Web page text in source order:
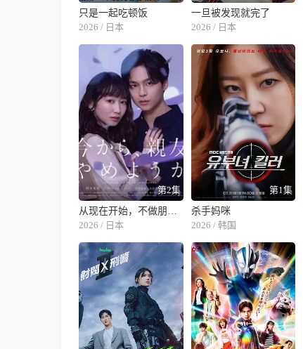
只是一起吃顿饭
2026 / 日本
一旦被发现就完了
2026 / 日本
第2集
2026 / 日本
第1集
杀手妈咪
2026 / 韩国